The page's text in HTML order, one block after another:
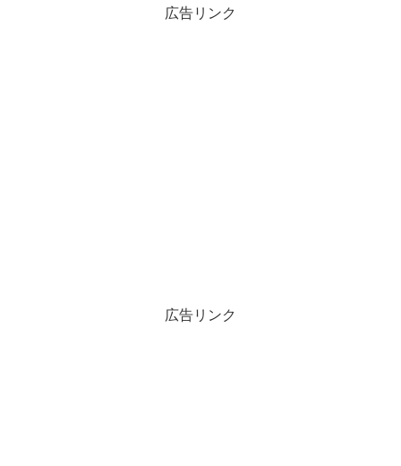
広告リンク
広告リンク